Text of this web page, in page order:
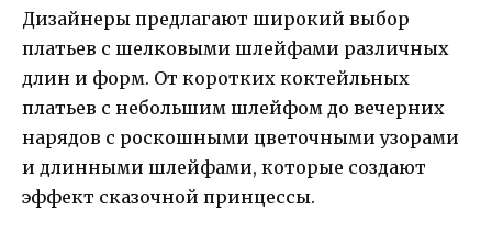
Дизайнеры предлагают широкий выбор
платьев с шелковыми шлейфами различных
длин и форм. От коротких коктейльных
платьев с небольшим шлейфом до вечерних
нарядов с роскошными цветочными узорами
и длинными шлейфами, которые создают
эффект сказочной принцессы.